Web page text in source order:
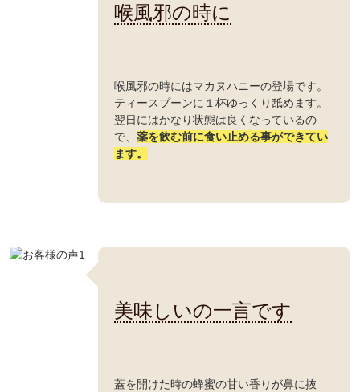
喉風邪の時に
喉風邪の時にはマカヌハニーの登場です。
ティースプーンに１杯ゆっくり舐めます。
翌日にはかなり状態は良くなっているの
で、 薬を飲む前に食い止める事ができてい
ます。
美味しいの一言です
蓋を開けた時の蜂蜜の甘い香りが鼻に抜